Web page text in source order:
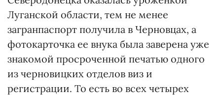
Луганской области, тем не менее
загранпаспорт получила в Черновцах, а
фотокарточка ее внука была заверена уже
знакомой просроченной печатью одного
из черновицких отделов виз и
регистрации. То есть во всех четырех